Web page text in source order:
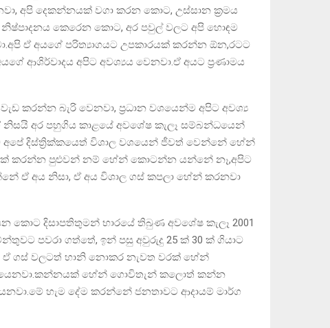
අපි දෙකන්නයක් වගා කරන කොට, උස්සාන ක්‍රමය
කෙරෙන කොට, අර පවුල් වලට අපි හොඳම
ඒ අයගේ පරිත්‍යාගයට උපකාරයක් කරන්න ඕන,රටට
ආශිර්වාදය අපිට අවශ්‍යය වෙනවා.ඒ අයට ප්‍රණාමය
කරන්න බැරි වෙනවා, ප්‍රධාන වශයෙන්ම අපිට අවශ්‍ය
අර පහුගිය කාළයේ අවශේෂ කැලෑ සම්බන්ධයෙන්
දිස්ත්‍රික්කයෙත් විශාල වශයෙන් ජීවත් වෙන්නේ හේන්
කරන්න පුළුවන් නම් හේන් කොටන්න යන්නේ නෑ,අපිට
ඒ අය නිසා, ඒ අය විශාල ගස් කපලා හේන් කරනවා
කොට දිසාපතිතුමන් භාරයේ තිබුණ අවශේෂ කැලෑ 2001
පවරා ගත්තේ, ඉන් පසු අවුරුදු 25 ක් 30 ක් ගියාට
ඒ ගස් වලටත් හානි නොකර නැවත වරක් හේන්
හේන් ගොවිතැන් කලොත් කන්න
හැම දේම කරන්නේ ජනතාවට ආදායම් මාර්ග